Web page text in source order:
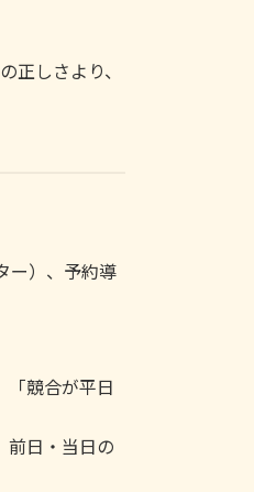
正しさより、
ー）、予約導
「競合が平日
前日・当日の